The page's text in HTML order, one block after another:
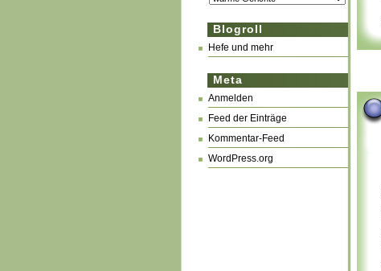
Blogroll
Hefe und mehr
Meta
Anmelden
Feed der Einträge
Kommentar-Feed
WordPress.org